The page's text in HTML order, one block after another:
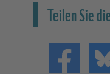
Teilen Sie